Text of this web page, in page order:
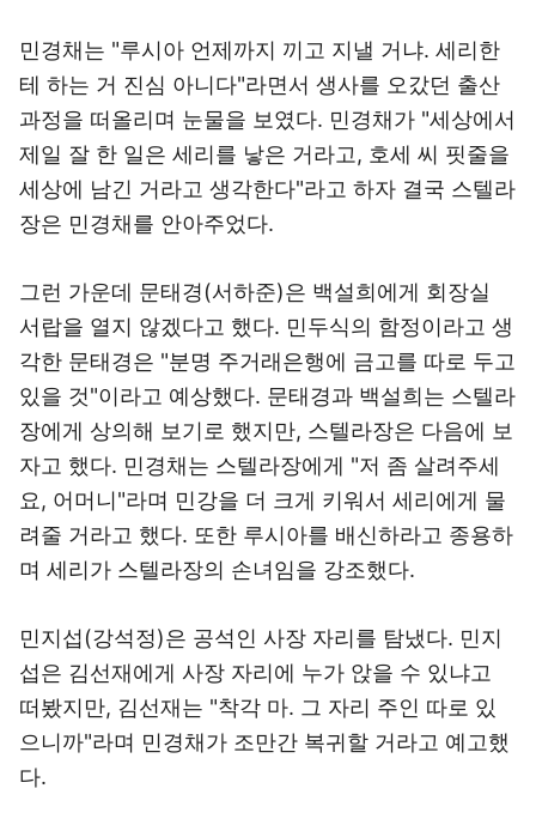
민경채는 "루시아 언제까지 끼고 지낼 거냐. 세리한
테 하는 거 진심 아니다"라면서 생사를 오갔던 출산
과정을 떠올리며 눈물을 보였다. 민경채가 "세상에서
제일 잘 한 일은 세리를 낳은 거라고, 호세 씨 핏줄을
세상에 남긴 거라고 생각한다"라고 하자 결국 스텔라
장은 민경채를 안아주었다.
그런 가운데 문태경(서하준)은 백설희에게 회장실
서랍을 열지 않겠다고 했다. 민두식의 함정이라고 생
각한 문태경은 "분명 주거래은행에 금고를 따로 두고
있을 것"이라고 예상했다. 문태경과 백설희는 스텔라
장에게 상의해 보기로 했지만, 스텔라장은 다음에 보
자고 했다. 민경채는 스텔라장에게 "저 좀 살려주세
요, 어머니"라며 민강을 더 크게 키워서 세리에게 물
려줄 거라고 했다. 또한 루시아를 배신하라고 종용하
며 세리가 스텔라장의 손녀임을 강조했다.
민지섭(강석정)은 공석인 사장 자리를 탐냈다. 민지
섭은 김선재에게 사장 자리에 누가 앉을 수 있냐고
떠봤지만, 김선재는 "착각 마. 그 자리 주인 따로 있
으니까"라며 민경채가 조만간 복귀할 거라고 예고했
다.